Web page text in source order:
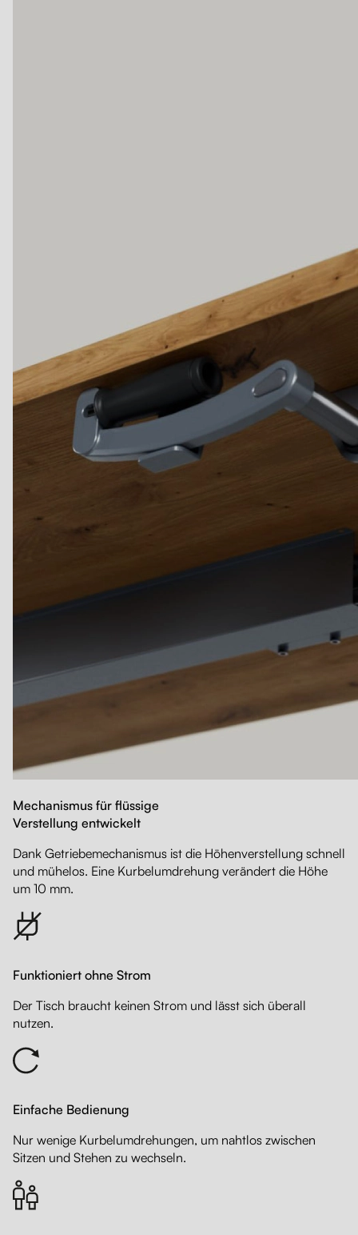
Mechanismus für flüssige
Verstellung entwickelt
Dank Getriebemechanismus ist die Höhenverstellung schnell
und mühelos. Eine Kurbelumdrehung verändert die Höhe
um 10 mm.
Funktioniert ohne Strom
Der Tisch braucht keinen Strom und lässt sich überall
nutzen.
Einfache Bedienung
Nur wenige Kurbelumdrehungen, um nahtlos zwischen
Sitzen und Stehen zu wechseln.